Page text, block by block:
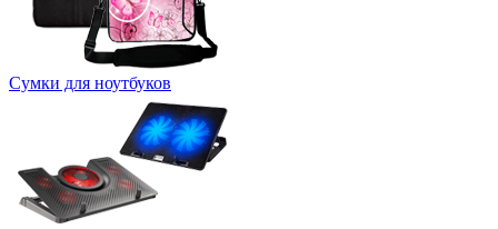
Сумки для ноутбуков